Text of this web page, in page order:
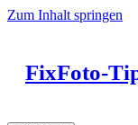
Zum Inhalt springen
FixFoto-